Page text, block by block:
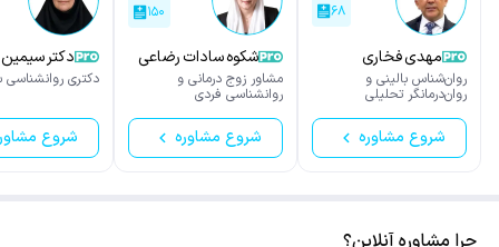
۶۸
مهدی فخاری
روان‌شناس بالینی و
روان‌درمانگر تحلیلی
شروع مشاوره
۱۵۰
شکوه سادات رضاعی
مشاور زوج درمانی و
روانشناسی فردی
شروع مشاوره
دکتر
دکتری
شروع
چرا مشاوره آنلاین؟